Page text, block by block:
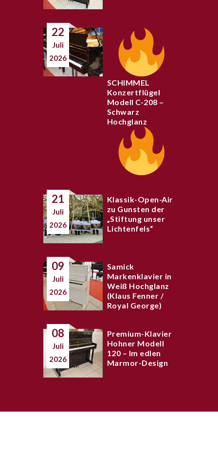
22
Juli
2026
SCHIMMEL
Konzertflügel
Modell C-208 –
Schwarz
Hochglanz
21
Juli
2026
Klassik-Open-Air
zu Gunsten der
„Stiftung unser
Lichtenfels“
09
Juli
2026
Samick
Markenklavier in
Weiß Hochglanz
(Klaus Fenner /
Royal George)
08
Juli
2026
Premium-Klavier
Hohner Modell
120 – Im edlen
Marmor-Design